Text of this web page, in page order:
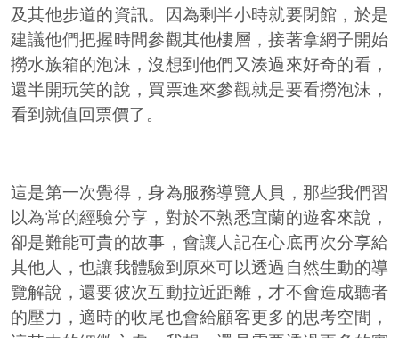
及其他步道的資訊。因為剩半小時就要閉館，於是
建議他們把握時間參觀其他樓層，接著拿網子開始
撈水族箱的泡沫，沒想到他們又湊過來好奇的看，
還半開玩笑的說，買票進來參觀就是要看撈泡沫，
看到就值回票價了。
這是第一次覺得，身為服務導覽人員，那些我們習
以為常的經驗分享，對於不熟悉宜蘭的遊客來說，
卻是難能可貴的故事，會讓人記在心底再次分享給
其他人，也讓我體驗到原來可以透過自然生動的導
覽解說，還要彼次互動拉近距離，才不會造成聽者
的壓力，適時的收尾也會給顧客更多的思考空間，